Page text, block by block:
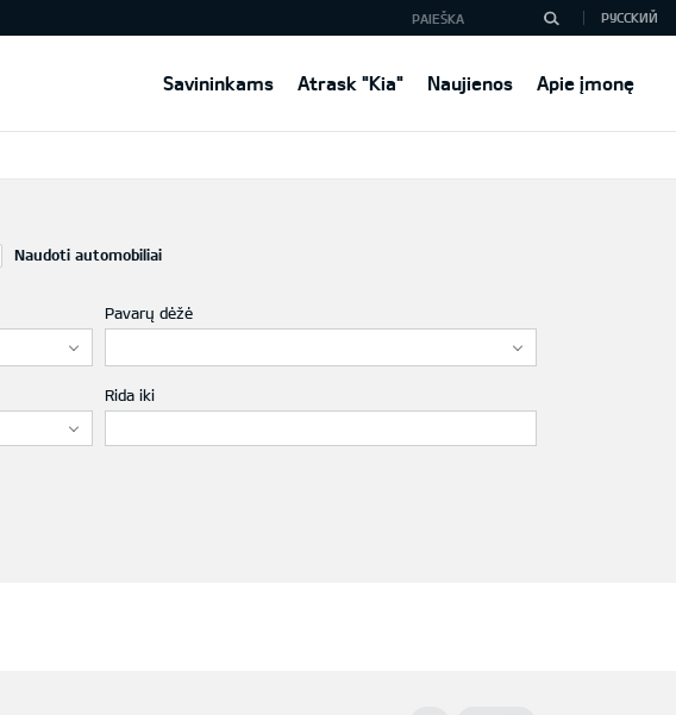
Savininkams Atrask "Kia" Naujienos Apie įmonę
РУССКИЙ
Naudoti automobiliai
Pavarų dėžė
Rida iki